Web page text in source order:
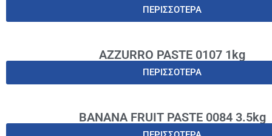
ΠΕΡΙΣΣΟΤΕΡΑ
AZZURRO PASTE 0107 1kg
ΠΕΡΙΣΣΟΤΕΡΑ
BANANA FRUIT PASTE 0084 3.5kg